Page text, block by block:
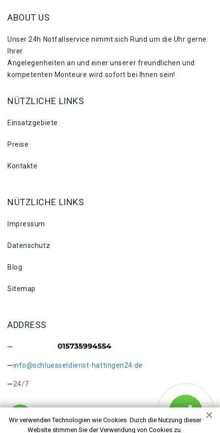
Wir verwenden Technologien wie Cookies. Durch die Nutzung dieser
Website stimmen Sie der Verwendung von Cookies zu.
ABOUT US
Unser 24h Notfallservice nimmt sich Rund um die Uhr gerne
Ihrer
Angelegenheiten an und einer unserer freundlichen und
kompetenten Monteure wird sofort bei Ihnen sein!
NÜTZLICHE LINKS
Einsatzgebiete
Preise
Kontakte
NÜTZLICHE LINKS
Impressum
Datenschutz
Blog
Sitemap
ADDRESS
info@schluesseldienst-hattingen24.de
24/7